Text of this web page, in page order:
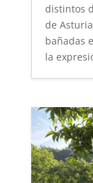
distintos
de
bañadas
la